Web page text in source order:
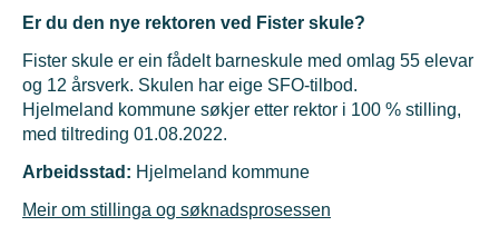
Er du den nye rektoren ved Fister skule?
Fister skule er ein fådelt barneskule med omlag 55 elevar
og 12 årsverk. Skulen har eige SFO-tilbod.
Hjelmeland kommune søkjer etter rektor i 100 % stilling,
med tiltreding 01.08.2022.
Arbeidsstad: Hjelmeland kommune
Meir om stillinga og søknadsprosessen